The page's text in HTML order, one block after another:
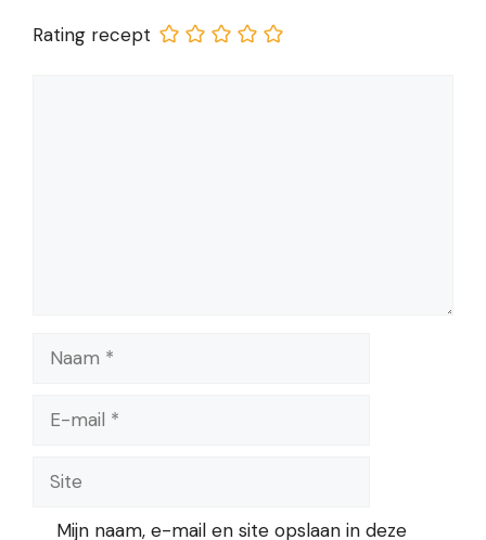
Rating recept
mail
Mijn naam, e-mail en site opslaan in deze